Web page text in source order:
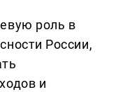
роль в
России,
и